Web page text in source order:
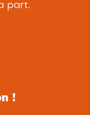
part.
!